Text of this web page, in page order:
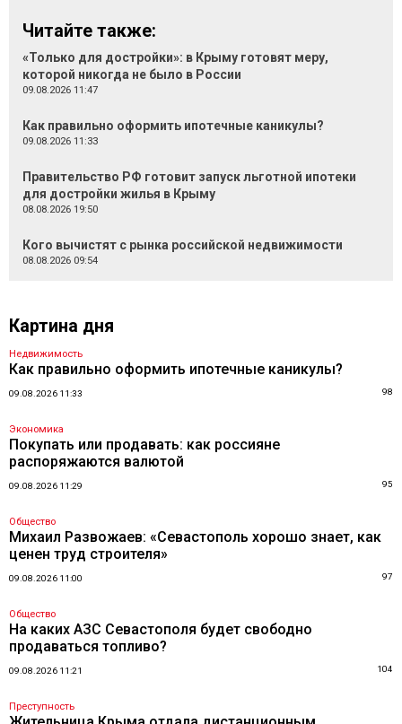
Читайте также:
«Только для достройки»: в Крыму готовят меру,
которой никогда не было в России
09.08.2026 11:47
Как правильно оформить ипотечные каникулы?
09.08.2026 11:33
Правительство РФ готовит запуск льготной ипотеки
для достройки жилья в Крыму
08.08.2026 19:50
Кого вычистят с рынка российской недвижимости
08.08.2026 09:54
Картина дня
Недвижимость
Как правильно оформить ипотечные каникулы?
09.08.2026 11:33 98
Экономика
Покупать или продавать: как россияне
распоряжаются валютой
09.08.2026 11:29 95
Общество
Михаил Развожаев: «Севастополь хорошо знает, как
ценен труд строителя»
09.08.2026 11:00 97
Общество
На каких АЗС Севастополя будет свободно
продаваться топливо?
09.08.2026 11:21 104
Преступность